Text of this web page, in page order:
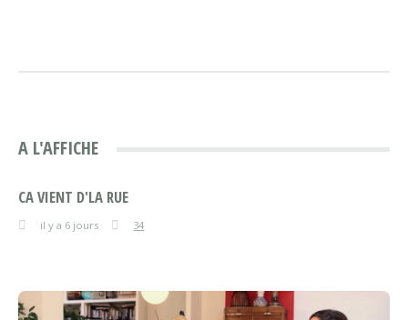
A L'AFFICHE
CA VIENT D'LA RUE
il y a 6 jours 34